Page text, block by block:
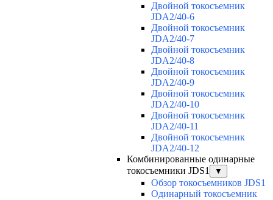
Двойной токосъемник
JDA2/40-6
Двойной токосъемник
JDA2/40-7
Двойной токосъемник
JDA2/40-8
Двойной токосъемник
JDA2/40-9
Двойной токосъемник
JDA2/40-10
Двойной токосъемник
JDA2/40-11
Двойной токосъемник
JDA2/40-12
Комбинированные одинарные
токосъемники JDS1
▼
Обзор токосъемников JDS1
Одинарный токосъемник